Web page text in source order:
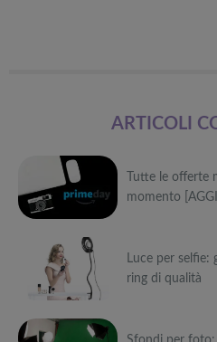
ARTICOLI
interessarti anche
Attrezzi
metà prezzo
Black Friday:
Migliori smart
Tutte le offerte
momento
Luce per selfie:
ring di qualità